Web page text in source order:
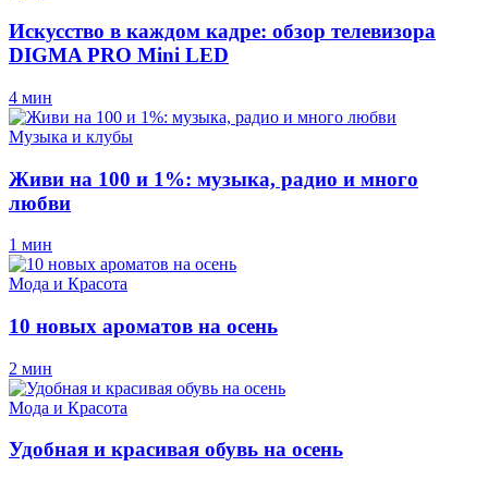
Искусство в каждом кадре: обзор телевизора
DIGMA PRO Mini LED
4 мин
Музыка и клубы
Живи на 100 и 1%: музыка, радио и много
любви
1 мин
Мода и Красота
10 новых ароматов на осень
2 мин
Мода и Красота
Удобная и красивая обувь на осень